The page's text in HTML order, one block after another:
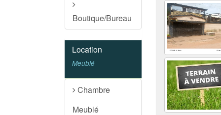
Boutique/Bureau
Location
Meublé
Chambre
Meublé